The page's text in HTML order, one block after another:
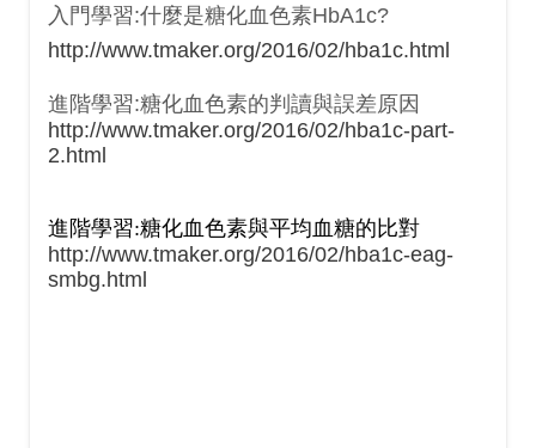
入門學習:什麼是糖化血色素HbA1c?
http://www.tmaker.org/2016/02/hba1c.html
進階學習:糖化血色素的判讀與誤差原因
http://www.tmaker.org/2016/02/hba1c-part-
2.html
進階學習:糖化血色素與平均血糖的比對
http://www.tmaker.org/2016/02/hba1c-eag-
smbg.html